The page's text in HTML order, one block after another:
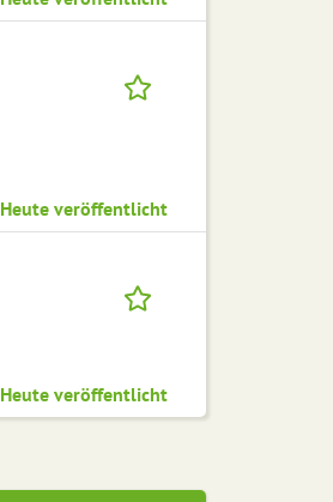
Heute veröffentlicht
Heute veröffentlicht